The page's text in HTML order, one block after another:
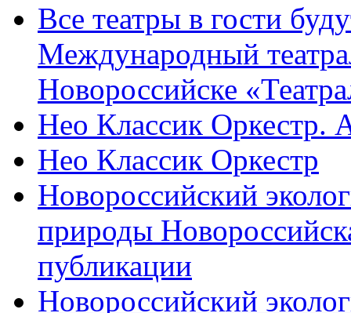
Все театры в гости
Международный
Новороссийске
Нео Классик Оркестр.
Нео Классик Оркестр
Новороссийский
природы
публикации
Новороссийский